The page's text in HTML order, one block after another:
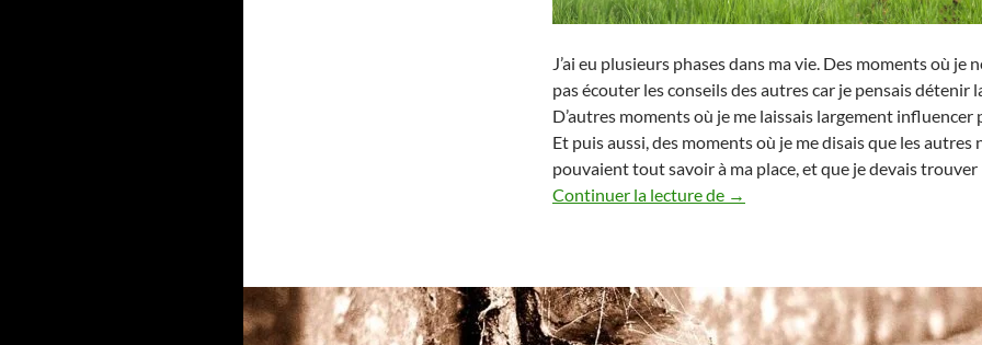
J’ai eu plusieurs phases dans ma vie. Des moments où je
pas écouter les conseils des autres car je pensais détenir
D’autres moments où je me laissais largement influencer
Et puis aussi, des moments où je me disais que les autres
pouvaient tout savoir à ma place, et que je devais
Continuer la lecture de Faut-t-il écouter les conseils des
→